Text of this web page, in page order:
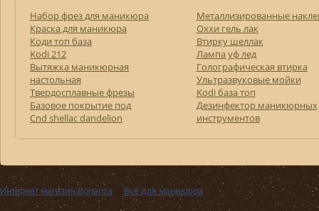
Набор фрез для маникюра
Краска для маникюра
Коди топ база
Kodi 212
Вытяжка маникюрная
настольная
Твердосплавные фрезы
Базовое покрытие под
Cnd shellac dandelion
Металлизированные
Оххи гель лак
Втирку шеллак
Лампа уф лед
Голографическая втирка
Ультразвуковые мойки
Kodi база топ
Дезинфектор маникюрных
инструментов
Интернет магазин Bonanza ››Все для маникюра